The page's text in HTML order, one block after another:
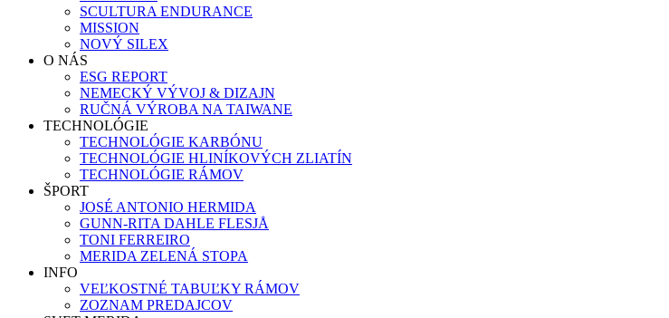
SCULTURA ENDURANCE
MISSION
NOVÝ SILEX
O NÁS
ESG REPORT
NEMECKÝ VÝVOJ & DIZAJN
RUČNÁ VÝROBA NA TAIWANE
TECHNOLÓGIE
TECHNOLÓGIE KARBÓNU
TECHNOLÓGIE HLINÍKOVÝCH ZLIATÍN
TECHNOLÓGIE RÁMOV
ŠPORT
JOSÉ ANTONIO HERMIDA
GUNN-RITA DAHLE FLESJÅ
TONI FERREIRO
MERIDA ZELENÁ STOPA
INFO
VEĽKOSTNÉ TABUĽKY RÁMOV
ZOZNAM PREDAJCOV